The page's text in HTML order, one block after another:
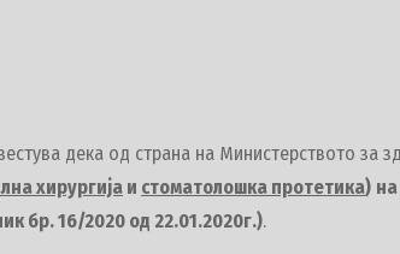
дека од страна на Министерството за
хирургија и стоматолошка протетика)
бр. 16/2020 од 22.01.2020г.).